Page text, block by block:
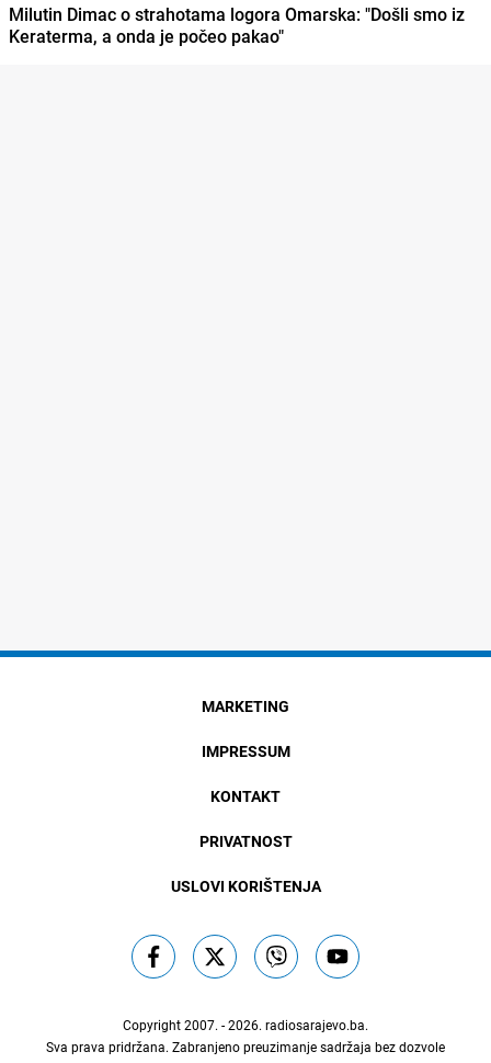
Milutin Dimac o strahotama logora Omarska: "Došli smo iz
Keraterma, a onda je počeo pakao"
MARKETING
IMPRESSUM
KONTAKT
PRIVATNOST
USLOVI KORIŠTENJA
Copyright 2007. - 2026. radiosarajevo.ba.
Sva prava pridržana. Zabranjeno preuzimanje sadržaja bez dozvole